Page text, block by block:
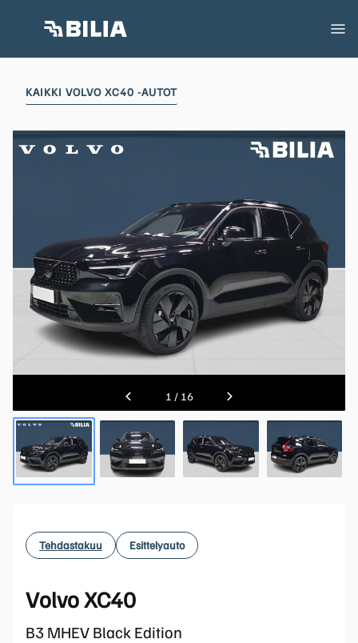
KAIKKI VOLVO XC40 -AUTOT
1 / 16
Tehdastakuu Esittelyauto
Volvo XC40
B3 MHEV Black Edition